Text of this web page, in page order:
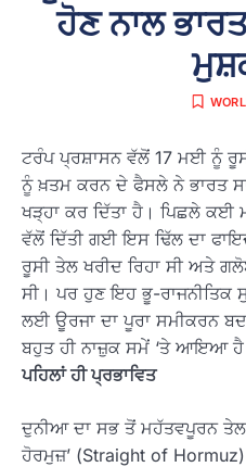
ਹੋਣ ਨਾਲ
ਟਰੰਪ ਪ੍ਰਸ਼ਾਸਨ ਵੱਲੋਂ 17 ਮਈ ਨੂੰ
ਨੂੰ ਖ਼ਤਮ ਕਰਨ ਦੇ ਫੈਸਲੇ ਨੇ ਭਾਰਤ
ਖੜ੍ਹਾ ਕਰ ਦਿੱਤਾ ਹੈ। ਪਿਛਲੇ ਕਈ
ਵੱਲੋਂ ਦਿੱਤੀ ਗਈ ਇਸ ਢਿੱਲ ਦਾ
ਰੂਸੀ ਤੇਲ ਖਰੀਦ ਰਿਹਾ ਸੀ ਅਤੇ
ਸੀ। ਪਰ ਹੁਣ ਇਹ ਭੂ-ਰਾਜਨੀਤਿਕ
ਲਈ ਊਰਜਾ ਦਾ ਪੂਰਾ ਸਮੀਕਰਨ
ਬਹੁਤ ਹੀ ਨਾਜ਼ੁਕ ਸਮੇਂ ‘ਤੇ ਆਇਆ
ਪਹਿਲਾਂ ਹੀ ਪ੍ਰਭਾਵਿਤ
ਦੁਨੀਆ ਦਾ ਸਭ ਤੋਂ ਮਹੱਤਵਪੂਰਨ
ਹੋਰਮੁਜ਼’ (Straight of